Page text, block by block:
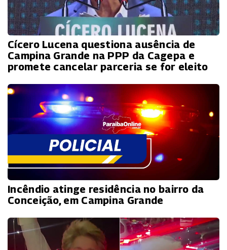
Cícero Lucena questiona ausência de
Campina Grande na PPP da Cagepa e
promete cancelar parceria se for eleito
Incêndio atinge residência no bairro da
Conceição, em Campina Grande